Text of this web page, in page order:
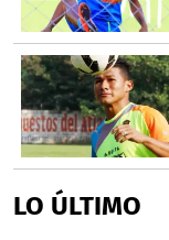
LO ÚLTIMO